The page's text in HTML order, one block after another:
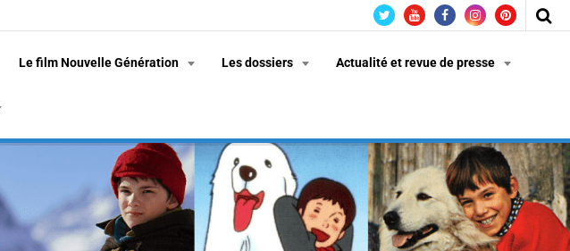
Le film Nouvelle Génération Les dossiers Actualité et revue de presse